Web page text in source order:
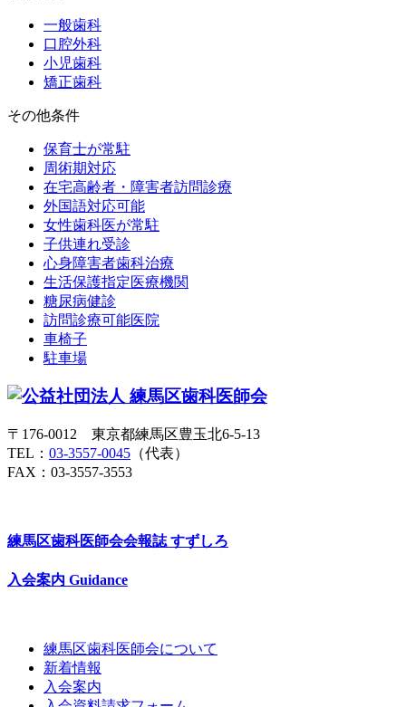
一般歯科
口腔外科
小児歯科
矯正歯科
その他条件
保育士が常駐
周術期対応
在宅高齢者・障害者訪問診療
外国語対応可能
女性歯科医が常駐
子供連れ受診
心身障害者歯科治療
生活保護指定医療機関
糖尿病健診
訪問診療可能医院
車椅子
駐車場
〒176-0012 東京都練馬区豊玉北6-5-13
TEL： 03-3557-0045 （代表）
FAX：03-3557-3553
練馬区歯科医師会会報誌 すずしろ
入会案内 Guidance
練馬区歯科医師会について
新着情報
入会案内